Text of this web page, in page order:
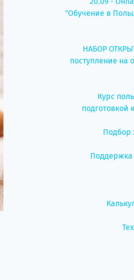
"Обучение в
НАБОР
поступление на
Курс
подготовкой к
Подбор